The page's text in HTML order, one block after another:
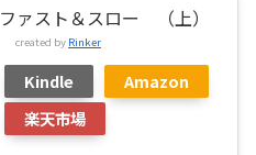
ファスト＆スロー （上）
created by Rinker
Kindle
Amazon
楽天市場